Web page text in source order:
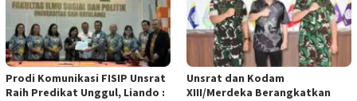
Prodi Komunikasi FISIP Unsrat
Raih Predikat Unggul, Liando :
Unsrat dan Kodam
XIII/Merdeka Berangkatkan